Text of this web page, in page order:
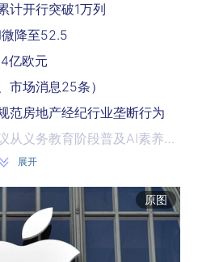
计开行突破1万列
降至52.5
亿欧元
市场消息25条）
范房地产经纪行业垄断行为
全国人大代表雷军：建议从义务教育阶段普及AI素养教育
跃 新盘4天成交量超单月
连锁加盟缘何爆火？
救 家属仍希望找到人
展开
原图